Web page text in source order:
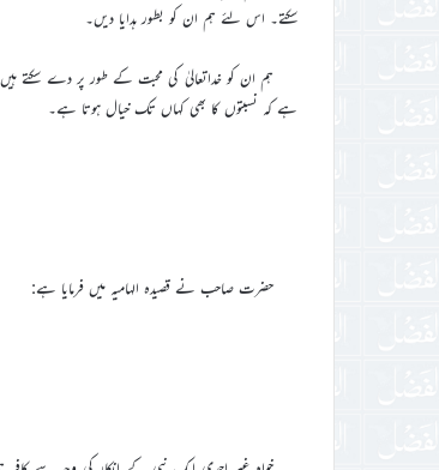
سکتے۔ اس لئے ہم ان کو بطور ہدایا دیں۔
ہم ان کو خداتعالیٰ کی محبت کے طور پر دے
ہے کہ نسبتوں کا بھی کہاں تک خیال ہوتا ہے۔
حضرت صاحب نے قصیدہ الہامیہ میں فرمایا ہے: